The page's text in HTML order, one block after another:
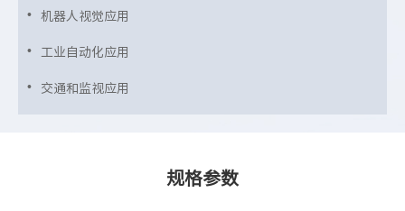
机器人视觉应用
工业自动化应用
交通和监视应用
规格参数